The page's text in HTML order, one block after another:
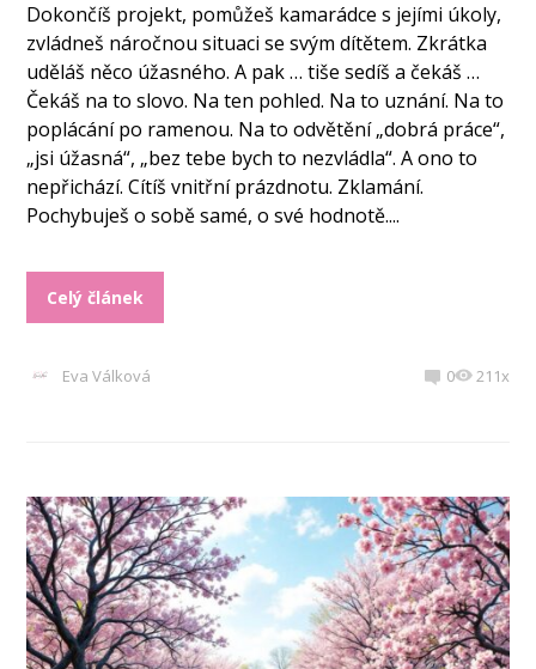
Dokončíš projekt, pomůžeš kamarádce s jejími úkoly,
zvládneš náročnou situaci se svým dítětem. Zkrátka
uděláš něco úžasného. A pak … tiše sedíš a čekáš …
Čekáš na to slovo. Na ten pohled. Na to uznání. Na to
poplácání po ramenou. Na to odvětění „dobrá práce“,
„jsi úžasná“, „bez tebe bych to nezvládla“. A ono to
nepřichází. Cítíš vnitřní prázdnotu. Zklamání.
Pochybuješ o sobě samé, o své hodnotě....
Celý článek
Eva Válková 0 211x